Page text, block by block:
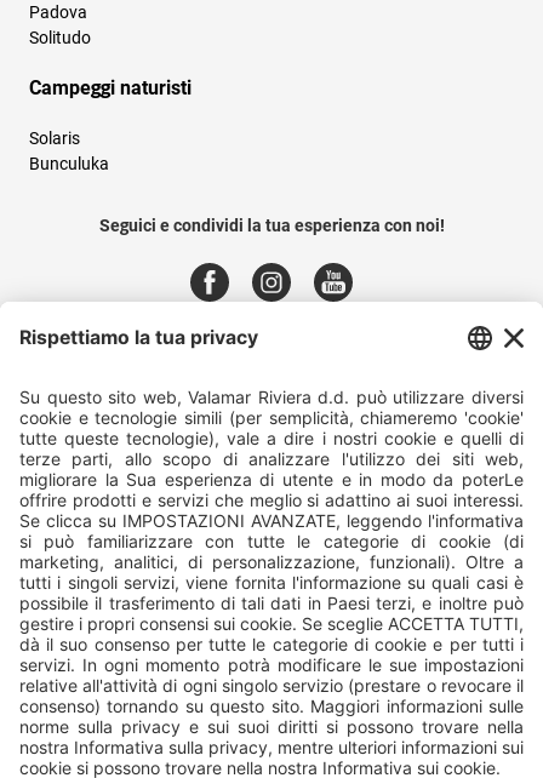
Padova
Solitudo
Campeggi naturisti
Solaris
Bunculuka
Seguici e condividi la tua esperienza con noi!